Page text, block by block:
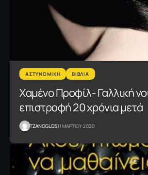
ΑΣΤΥΝΟΜΙΚΗ ΒΙΒΛΙΑ
Χαμένο Προφίλ- Γαλλική
επιστροφή 20 χρόνια μετά
TZANOGLOS11 ΜΑΡΤΙΟΥ 2020